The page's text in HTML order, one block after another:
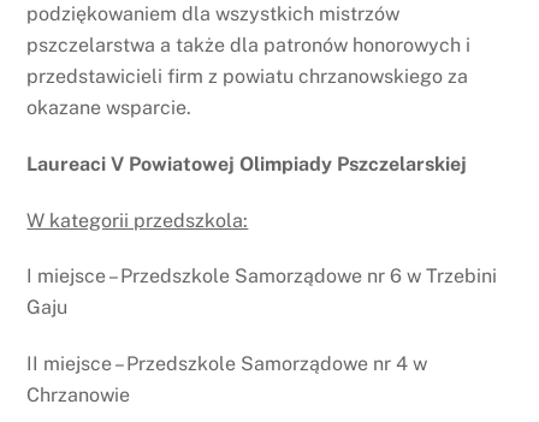
podziękowaniem dla wszystkich mistrzów
pszczelarstwa a także dla patronów honorowych i
przedstawicieli firm z powiatu chrzanowskiego za
okazane wsparcie.
Laureaci V Powiatowej Olimpiady Pszczelarskiej
W kategorii przedszkola:
I miejsce – Przedszkole Samorządowe nr 6 w Trzebini
Gaju
II miejsce – Przedszkole Samorządowe nr 4 w
Chrzanowie